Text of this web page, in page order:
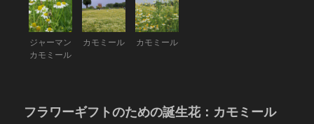
ジャーマン
カモミール
カモミール カモミール
フラワーギフトのための誕生花：カモミール